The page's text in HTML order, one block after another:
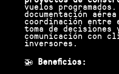
vuelos
documentación
coordinación entre
toma de decisiones
comunicación con
inversores.
🚁 Beneficios: